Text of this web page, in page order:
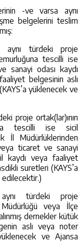
-ve varsa aynı
belgelerini teslim
türdeki proje
tescilli ise
sanayi odası kaydı
belgesinin aslı
yüklenecek ve
proje ortak(lar)ının
tescilli ise sicil
İl Müdürlüklerinden
ticaret ve sanayi
kaydı veya faaliyet
suretleri (KAYS’a
türdeki proje
veya İlçe
dernekler kütük
aslı veya noter
ve Ajansa